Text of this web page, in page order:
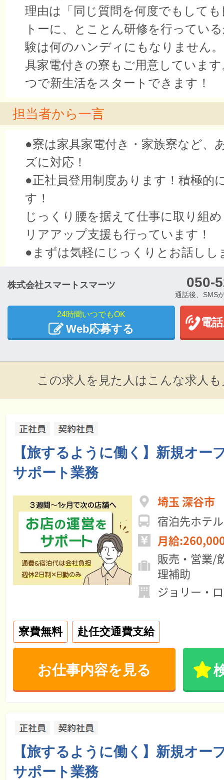
理由は「同じ質問を何度でもして
トーに、とことん研修を行ってい
験は何のハンディにもなりません
具家電付きの寮もご用意していま
つで新生活をスタートできます！
担当者から一言
●寮は家具家電付き・家族寮など、
ズに対応！
●正社員登用制度あります！積極的
す！
じっくり腰を据えて仕事に取り組
リアアップ支援も行っています！
●まずは気軽にじっくりとお話しし
株式会社スマートスマーツ 050-
通話後、SMS
24時間いつでもOK
Web応募する
電
この求人を見た人はこんな求人
【旅するように働く】新規オー
サポート業務
埼玉 深谷市
宿泊先ホテ
月給
販売・営業/
理補助
ジョリー・
寮費無料 赴任交通費支給
お仕事内容を見る
【旅するように働く】新規オー
サポート業務